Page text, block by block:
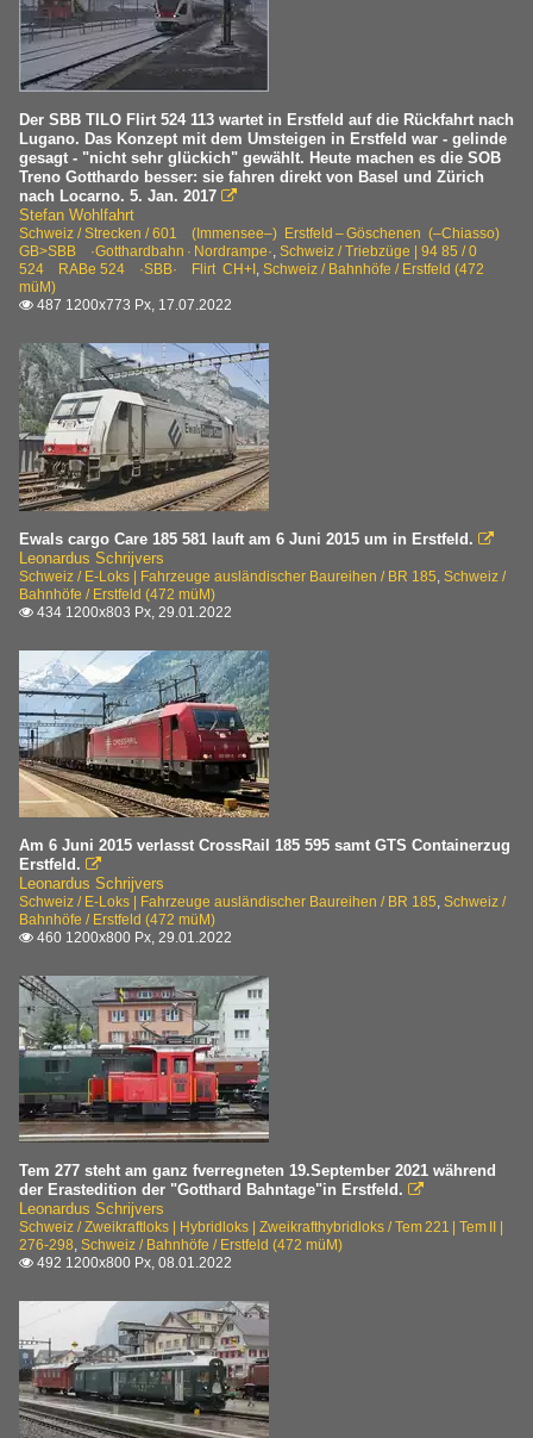
Der SBB TILO Flirt 524 113 wartet in Erstfeld auf die Rückfahrt nach
Lugano. Das Konzept mit dem Umsteigen in Erstfeld war - gelinde
gesagt - "nicht sehr glückich" gewählt. Heute machen es die SOB
Treno Gotthardo besser: sie fahren direkt von Basel und Zürich
nach Locarno. 5. Jan. 2017 
Stefan Wohlfahrt
Schweiz / Strecken / 601 (Immensee–) Erstfeld – Göschenen (–Chiasso)
GB>SBB ·Gotthardbahn · Nordrampe·, Schweiz / Triebzüge | 94 85 / 0
524 RABe 524 ·SBB· Flirt CH+I , Schweiz / Bahnhöfe / Erstfeld (472
müM)
 487 1200x773 Px, 17.07.2022
Ewals cargo Care 185 581 lauft am 6 Juni 2015 um in Erstfeld. 
Leonardus Schrijvers
Schweiz / E-Loks | Fahrzeuge ausländischer Baureihen / BR 185, Schweiz /
Bahnhöfe / Erstfeld (472 müM)
 434 1200x803 Px, 29.01.2022
Am 6 Juni 2015 verlasst CrossRail 185 595 samt GTS Containerzug
Erstfeld. 
Leonardus Schrijvers
Schweiz / E-Loks | Fahrzeuge ausländischer Baureihen / BR 185, Schweiz /
Bahnhöfe / Erstfeld (472 müM)
 460 1200x800 Px, 29.01.2022
Tem 277 steht am ganz fverregneten 19.September 2021 während
der Erastedition der "Gotthard Bahntage"in Erstfeld. 
Leonardus Schrijvers
Schweiz / Zweikraftloks | Hybridloks | Zweikrafthybridloks / Tem 221 | Tem II |
276-298, Schweiz / Bahnhöfe / Erstfeld (472 müM)
 492 1200x800 Px, 08.01.2022